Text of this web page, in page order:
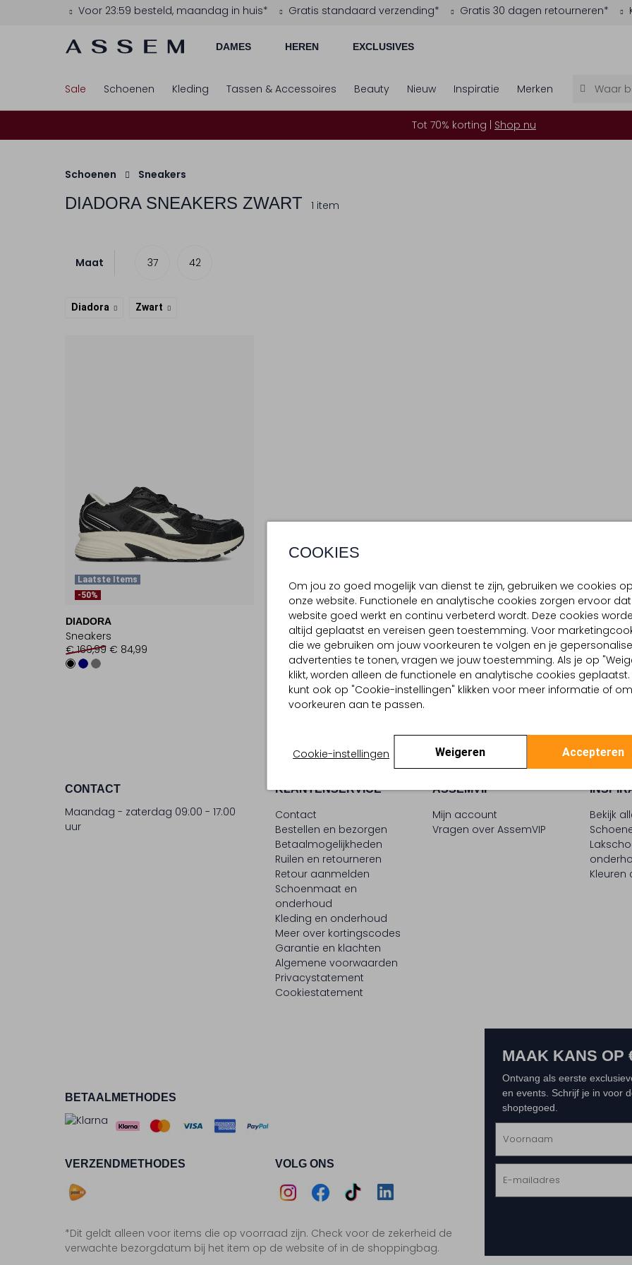
Voor 23:59 besteld, maandag in huis* Gratis standaard verzending* Gratis 30 dagen retourneren*
DAMES HEREN EXCLUSIVES
COOKIES
Om jou zo goed mogelijk van dienst te zijn, gebruiken we cookies op
onze website. Functionele en analytische cookies zorgen ervoor
website goed werkt en continu verbeterd wordt. Deze cookies
altijd geplaatst en vereisen geen toestemming. Voor
die we gebruiken om jouw voorkeuren te volgen en je
advertenties te tonen, vragen we jouw toestemming. Als je op
klikt, worden alleen de functionele en analytische cookies geplaatst.
kunt ook op "Cookie-instellingen" klikken voor meer informatie of
voorkeuren aan te passen.
Cookie-instellingen Weigeren Accepteren
Sale Schoenen Kleding Tassen & Accessoires Beauty Nieuw Inspiratie Merken
Tot 70% korting | Shop nu
Schoenen Sneakers
DIADORASNEAKERS ZWART 1 item
Maat 37 42
Diadora Zwart
Laatste Items
-50%
DIADORA
Sneakers
€ 169,99 € 84,99
CONTACT
Maandag - zaterdag 09:00 - 17:00
uur
KLANTENSERVICE
Contact
Bestellen en bezorgen
Betaalmogelijkheden
Ruilen en retourneren
Retour aanmelden
Schoenmaat en
onderhoud
Kleding en onderhoud
Meer over kortingscodes
Garantie en klachten
Algemene voorwaarden
Privacystatement
Cookiestatement
ASSEMVIP
Mijn account
Vragen over AssemVIP
Bekijk
BETAALMETHODES
VERZENDMETHODES VOLG ONS
Instagram
Facebook
TikTokLinkedIn
*Dit geldt alleen voor items die op voorraad zijn. Check voor de zekerheid de
verwachte bezorgdatum bij het item op de website of in de shoppingbag.
MAAK KANS OP
Ontvang als eerste
en events. Schrijf je in voor
shoptegoed.